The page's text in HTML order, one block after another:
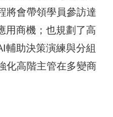
將會帶領學員參訪達
用商機；也規劃了高
輔助決策演練與分組
化高階主管在多變商